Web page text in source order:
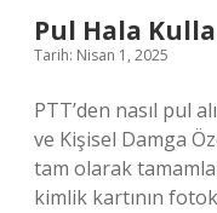
Pul Hala
Tarih: Nisan 1, 2025
PTT’den nasıl pul
ve Kişisel Damga
tam olarak
kimlik kartının